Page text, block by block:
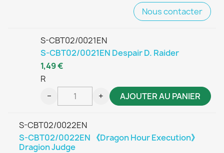
Nous contacter
S-CBT02/0021EN
S-CBT02/0021EN Despair D. Raider
R
1,49 €
− + AJOUTER AU PANIER
S-CBT02/0022EN
S-CBT02/0022EN 《Dragon Hour Execution》
Dragion Judge